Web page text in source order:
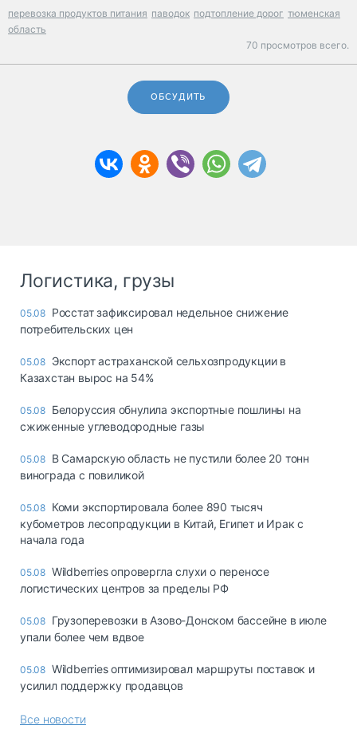
перевозка продуктов питания паводок подтопление дорог тюменская
область
70 просмотров всего.
ОБСУДИТЬ
Логистика, грузы
05.08 Росстат зафиксировал недельное снижение
потребительских цен
05.08 Экспорт астраханской сельхозпродукции в
Казахстан вырос на 54%
05.08 Белоруссия обнулила экспортные пошлины на
сжиженные углеводородные газы
05.08 В Самарскую область не пустили более 20 тонн
винограда с повиликой
05.08 Коми экспортировала более 890 тысяч
кубометров лесопродукции в Китай, Египет и Ирак с
начала года
05.08 Wildberries опровергла слухи о переносе
логистических центров за пределы РФ
05.08 Грузоперевозки в Азово-Донском бассейне в июле
упали более чем вдвое
05.08 Wildberries оптимизировал маршруты поставок и
усилил поддержку продавцов
Все новости